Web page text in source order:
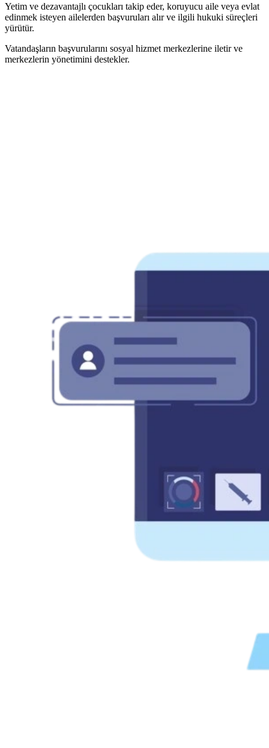
Yetim ve dezavantajlı çocukları takip eder, koruyucu aile veya evlat
edinmek isteyen ailelerden başvuruları alır ve ilgili hukuki süreçleri
yürütür.
Vatandaşların başvurularını sosyal hizmet merkezlerine iletir ve
merkezlerin yönetimini destekler.